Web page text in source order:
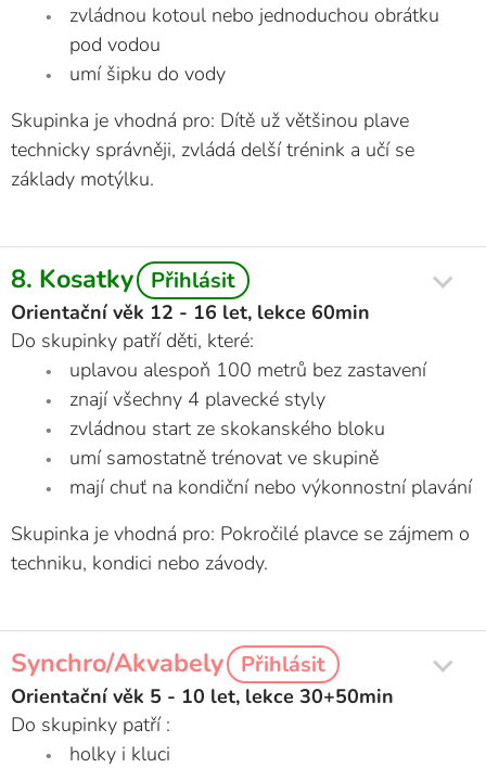
zvládnou kotoul nebo jednoduchou obrátku
pod vodou
umí šipku do vody
Skupinka je vhodná pro: Dítě už většinou plave
technicky správněji, zvládá delší trénink a učí se
základy motýlku.
8. Kosatky Přihlásit
Orientační věk 12 - 16 let, lekce 60min
Do skupinky patří děti, které:
uplavou alespoň 100 metrů bez zastavení
znají všechny 4 plavecké styly
zvládnou start ze skokanského bloku
umí samostatně trénovat ve skupině
mají chuť na kondiční nebo výkonnostní plavání
Skupinka je vhodná pro: Pokročilé plavce se zájmem o
techniku, kondici nebo závody.
Synchro/Akvabely Přihlásit
Orientační věk 5 - 10 let, lekce 30+50min
Do skupinky patří :
holky i kluci